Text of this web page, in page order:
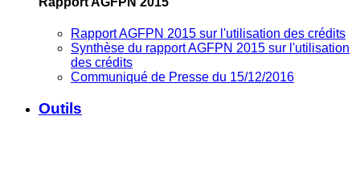
Rapport AGFPN 2015 sur l'utilisation des crédits
Synthèse du rapport AGFPN 2015 sur l'utilisation
des crédits
Communiqué de Presse du 15/12/2016
Outils